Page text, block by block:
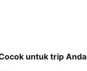
untuk trip Anda